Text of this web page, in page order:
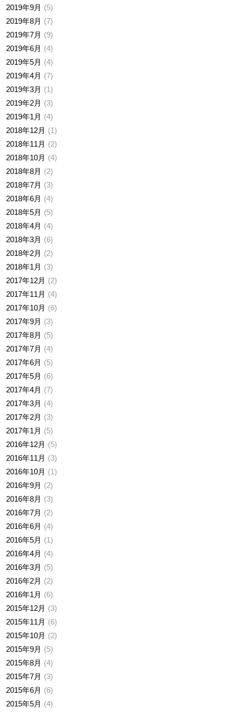
2019年9月
5
2019年8月
7
2019年7月
9
2019年6月
4
2019年5月
4
2019年4月
7
2019年3月
1
2019年2月
3
2019年1月
4
2018年12月
1
2018年11月
2
2018年10月
4
2018年8月
2
2018年7月
3
2018年6月
4
2018年5月
5
2018年4月
4
2018年3月
6
2018年2月
2
2018年1月
3
2017年12月
2
2017年11月
4
2017年10月
6
2017年9月
3
2017年8月
5
2017年7月
4
2017年6月
5
2017年5月
6
2017年4月
7
2017年3月
4
2017年2月
3
2017年1月
5
2016年12月
5
2016年11月
3
2016年10月
1
2016年9月
2
2016年8月
3
2016年7月
2
2016年6月
4
2016年5月
1
2016年4月
4
2016年3月
5
2016年2月
2
2016年1月
6
2015年12月
3
2015年11月
6
2015年10月
2
2015年9月
5
2015年8月
4
2015年7月
3
2015年6月
6
2015年5月
4